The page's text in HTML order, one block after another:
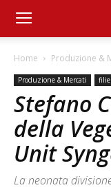
Home Produzione &
Produzione & Mercati
Stefano
della
Unit
La neonata